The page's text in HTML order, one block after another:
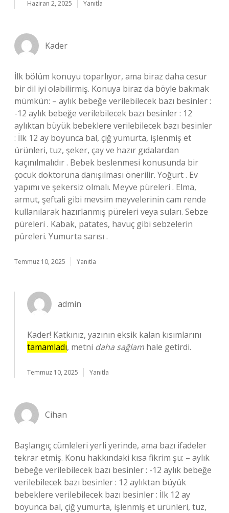
Haziran 2, 2025 Yanıtla
Kader
İlk bölüm konuyu toparlıyor, ama biraz daha cesur
bir dil iyi olabilirmiş. Konuya biraz da böyle bakmak
mümkün: – aylık bebeğe verilebilecek bazı besinler :
-12 aylık bebeğe verilebilecek bazı besinler : 12
aylıktan büyük bebeklere verilebilecek bazı besinler
: İlk 12 ay boyunca bal, çiğ yumurta, işlenmiş et
ürünleri, tuz, şeker, çay ve hazır gıdalardan
kaçınılmalıdır . Bebek beslenmesi konusunda bir
çocuk doktoruna danışılması önerilir. Yoğurt . Ev
yapımı ve şekersiz olmalı. Meyve püreleri . Elma,
armut, şeftali gibi mevsim meyvelerinin cam rende
kullanılarak hazırlanmış püreleri veya suları. Sebze
püreleri . Kabak, patates, havuç gibi sebzelerin
püreleri. Yumurta sarısı .
Temmuz 10, 2025 Yanıtla
admin
Kader! Katkınız, yazının eksik kalan kısımlarını
tamamladı, metni daha sağlam hale getirdi.
Temmuz 10, 2025 Yanıtla
Cihan
Başlangıç cümleleri yerli yerinde, ama bazı ifadeler
tekrar etmiş. Konu hakkındaki kısa fikrim şu: – aylık
bebeğe verilebilecek bazı besinler : -12 aylık bebeğe
verilebilecek bazı besinler : 12 aylıktan büyük
bebeklere verilebilecek bazı besinler : İlk 12 ay
boyunca bal, çiğ yumurta, işlenmiş et ürünleri, tuz,